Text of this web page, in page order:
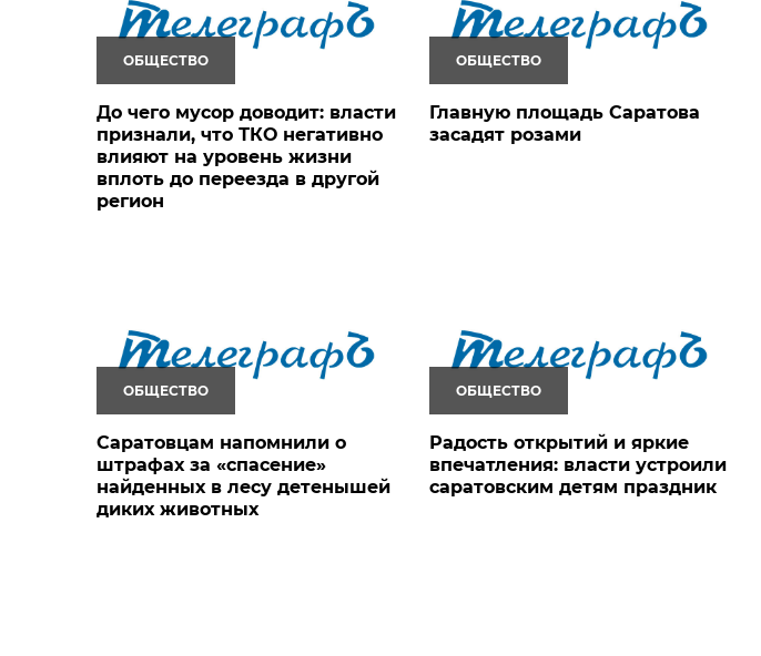
ОБЩЕСТВО
До чего мусор доводит: власти
признали, что ТКО негативно
влияют на уровень жизни
вплоть до переезда в другой
регион
ОБЩЕСТВО
Главную площадь Саратова
засадят розами
ОБЩЕСТВО
Саратовцам напомнили о
штрафах за «спасение»
найденных в лесу детенышей
диких животных
ОБЩЕСТВО
Радость открытий и яркие
впечатления: власти устроили
саратовским детям праздник